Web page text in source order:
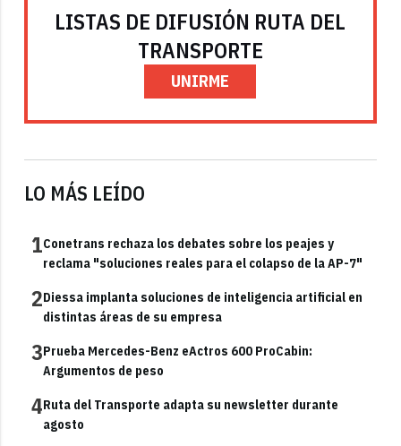
LISTAS DE DIFUSIÓN RUTA DEL
TRANSPORTE
UNIRME
LO MÁS LEÍDO
1Conetrans rechaza los debates sobre los peajes y
reclama "soluciones reales para el colapso de la AP-7"
2Diessa implanta soluciones de inteligencia artificial en
distintas áreas de su empresa
3Prueba Mercedes-Benz eActros 600 ProCabin:
Argumentos de peso
4Ruta del Transporte adapta su newsletter durante
agosto